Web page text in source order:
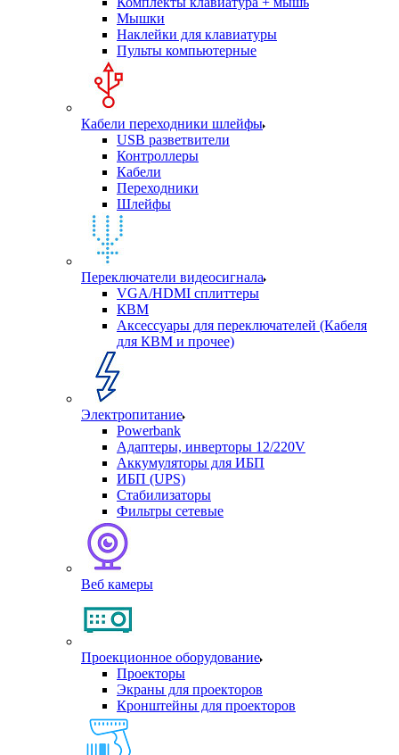
Мышки
Наклейки для клавиатуры
Пульты компьютерные
Кабели переходники шлейфы
USB разветвители
Контроллеры
Кабели
Переходники
Шлейфы
Переключатели видеосигнала
VGA/HDMI сплиттеры
КВМ
Аксессуары для переключателей (Кабеля
для КВМ и прочее)
Электропитание
Powerbank
Адаптеры, инверторы 12/220V
Аккумуляторы для ИБП
ИБП (UPS)
Стабилизаторы
Фильтры сетевые
Веб камеры
Проекционное оборудование
Проекторы
Экраны для проекторов
Кронштейны для проекторов